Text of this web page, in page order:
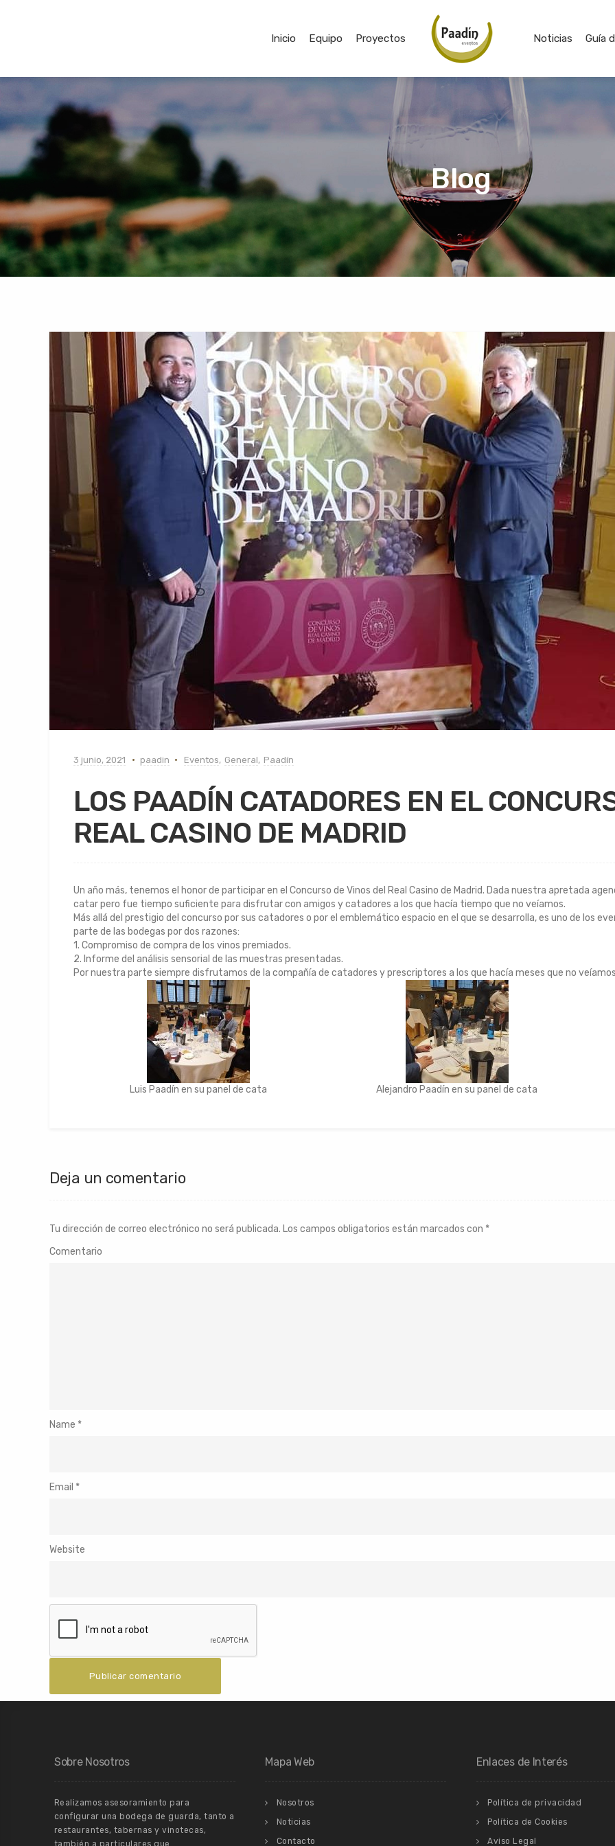
Inicio Equipo Proyectos Noticias Guía
Blog
3 junio, 2021 paadin Eventos, General, Paadín
LOS PAADÍN CATADORES EN EL
REAL CASINO DE MADRID
Un año más, tenemos el honor de participar en el Concurso de Vinos del Real Casino de Madrid. Dada nuestra apretada
catar pero fue tiempo suficiente para disfrutar con amigos y catadores a los que hacía tiempo que no veíamos.
Más allá del prestigio del concurso por sus catadores o por el emblemático espacio en el que se desarrolla, es uno de los
parte de las bodegas por dos razones:
1. Compromiso de compra de los vinos premiados.
2. Informe del análisis sensorial de las muestras presentadas.
Por nuestra parte siempre disfrutamos de la compañía de catadores y prescriptores a los que hacía meses que no
Luis Paadín en su panel de cata Alejandro Paadín en su panel de cata
Deja un comentario
Tu dirección de correo electrónico no será publicada. Los campos obligatorios están marcados con *
Comentario
Name *
Email *
Website
Sobre Nosotros
Realizamos asesoramiento para
configurar una bodega de guarda, tanto a
restaurantes, tabernas y vinotecas,
Mapa Web
Nosotros
Noticias
Contacto
Enlaces de Interés
Política de privacidad
Política de Cookies
Aviso Legal